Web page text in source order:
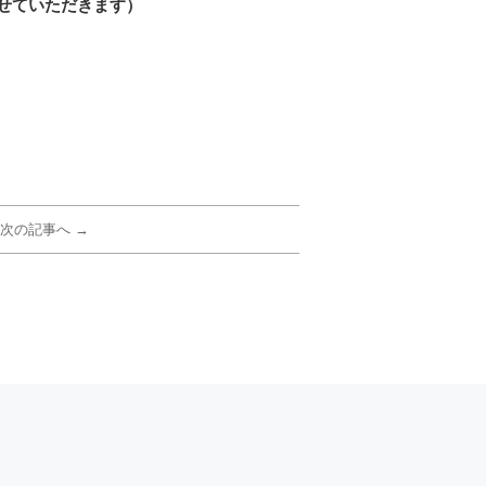
いただきます）
次の記事へ →